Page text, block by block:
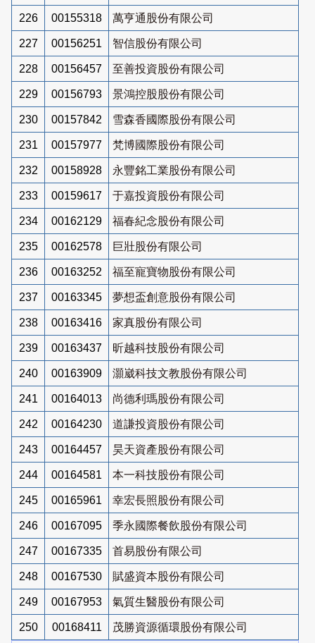
226 00155318 萬亨通股份有限公司
227 00156251 智信股份有限公司
228 00156457 至善投資股份有限公司
229 00156793 景鴻控股股份有限公司
230 00157842 雪森香國際股份有限公司
231 00157977 梵博國際股份有限公司
232 00158928 永豐銘工業股份有限公司
233 00159617 于嘉投資股份有限公司
234 00162129 福春紀念股份有限公司
235 00162578 巨壯股份有限公司
236 00163252 福至寵寶物股份有限公司
237 00163345 夢想盃創意股份有限公司
238 00163416 家真股份有限公司
239 00163437 昕越科技股份有限公司
240 00163909 灝崴科技文教股份有限公司
241 00164013 尚德利瑪股份有限公司
242 00164230 道謙投資股份有限公司
243 00164457 昊天資產股份有限公司
244 00164581 本一科技股份有限公司
245 00165961 幸宏長照股份有限公司
246 00167095 季永國際餐飲股份有限公司
247 00167335 首易股份有限公司
248 00167530 賦盛資本股份有限公司
249 00167953 氣質生醫股份有限公司
250 00168411
茂勝資源循環股份有限公司